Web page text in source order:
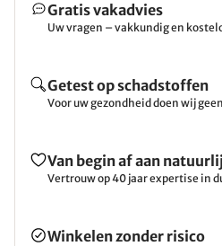
Gratis vakadvies
Uw vragen – vakkundig en
Getest op schadstoffen
Voor uw gezondheid doen wij
Van begin af aan
Vertrouw op 40 jaar expertise in
Winkelen zonder risico